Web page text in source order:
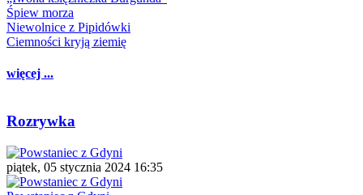
Śpiew morza
Niewolnice z Pipidówki
Ciemności kryją ziemię
więcej ...
Rozrywka
piątek, 05 stycznia 2024 16:35